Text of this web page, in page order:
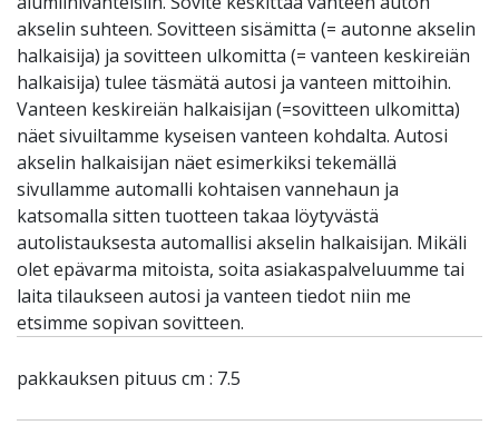
akselin suhteen. Sovitteen sisämitta (= autonne akselin
halkaisija) ja sovitteen ulkomitta (= vanteen keskireiän
halkaisija) tulee täsmätä autosi ja vanteen mittoihin.
Vanteen keskireiän halkaisijan (=sovitteen ulkomitta)
näet sivuiltamme kyseisen vanteen kohdalta. Autosi
akselin halkaisijan näet esimerkiksi tekemällä
sivullamme automalli kohtaisen vannehaun ja
katsomalla sitten tuotteen takaa löytyvästä
autolistauksesta automallisi akselin halkaisijan. Mikäli
olet epävarma mitoista, soita asiakaspalveluumme tai
laita tilaukseen autosi ja vanteen tiedot niin me
etsimme sopivan sovitteen.
pakkauksen pituus cm : 7.5